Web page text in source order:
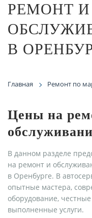
РЕМОНТ И
В
Главная Ремонт по
Цены на
В данном разделе
на ремонт и
в Оренбурге. В
опытные мастера,
оборудование,
выполненные услуги.